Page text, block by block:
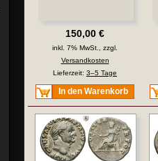
150,00 €
inkl. 7% MwSt., zzgl.
Versandkosten
Lieferzeit: 3–5 Tage
In den Warenkorb